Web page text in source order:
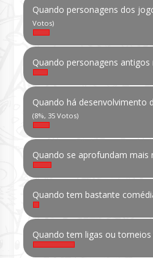
Quando personagens dos
Votos)
Quando personagens
Quando há desenvolvimento
(8%, 35 Votos)
Quando se aprofundam mais
Quando tem bastante
Quando tem ligas ou torneios